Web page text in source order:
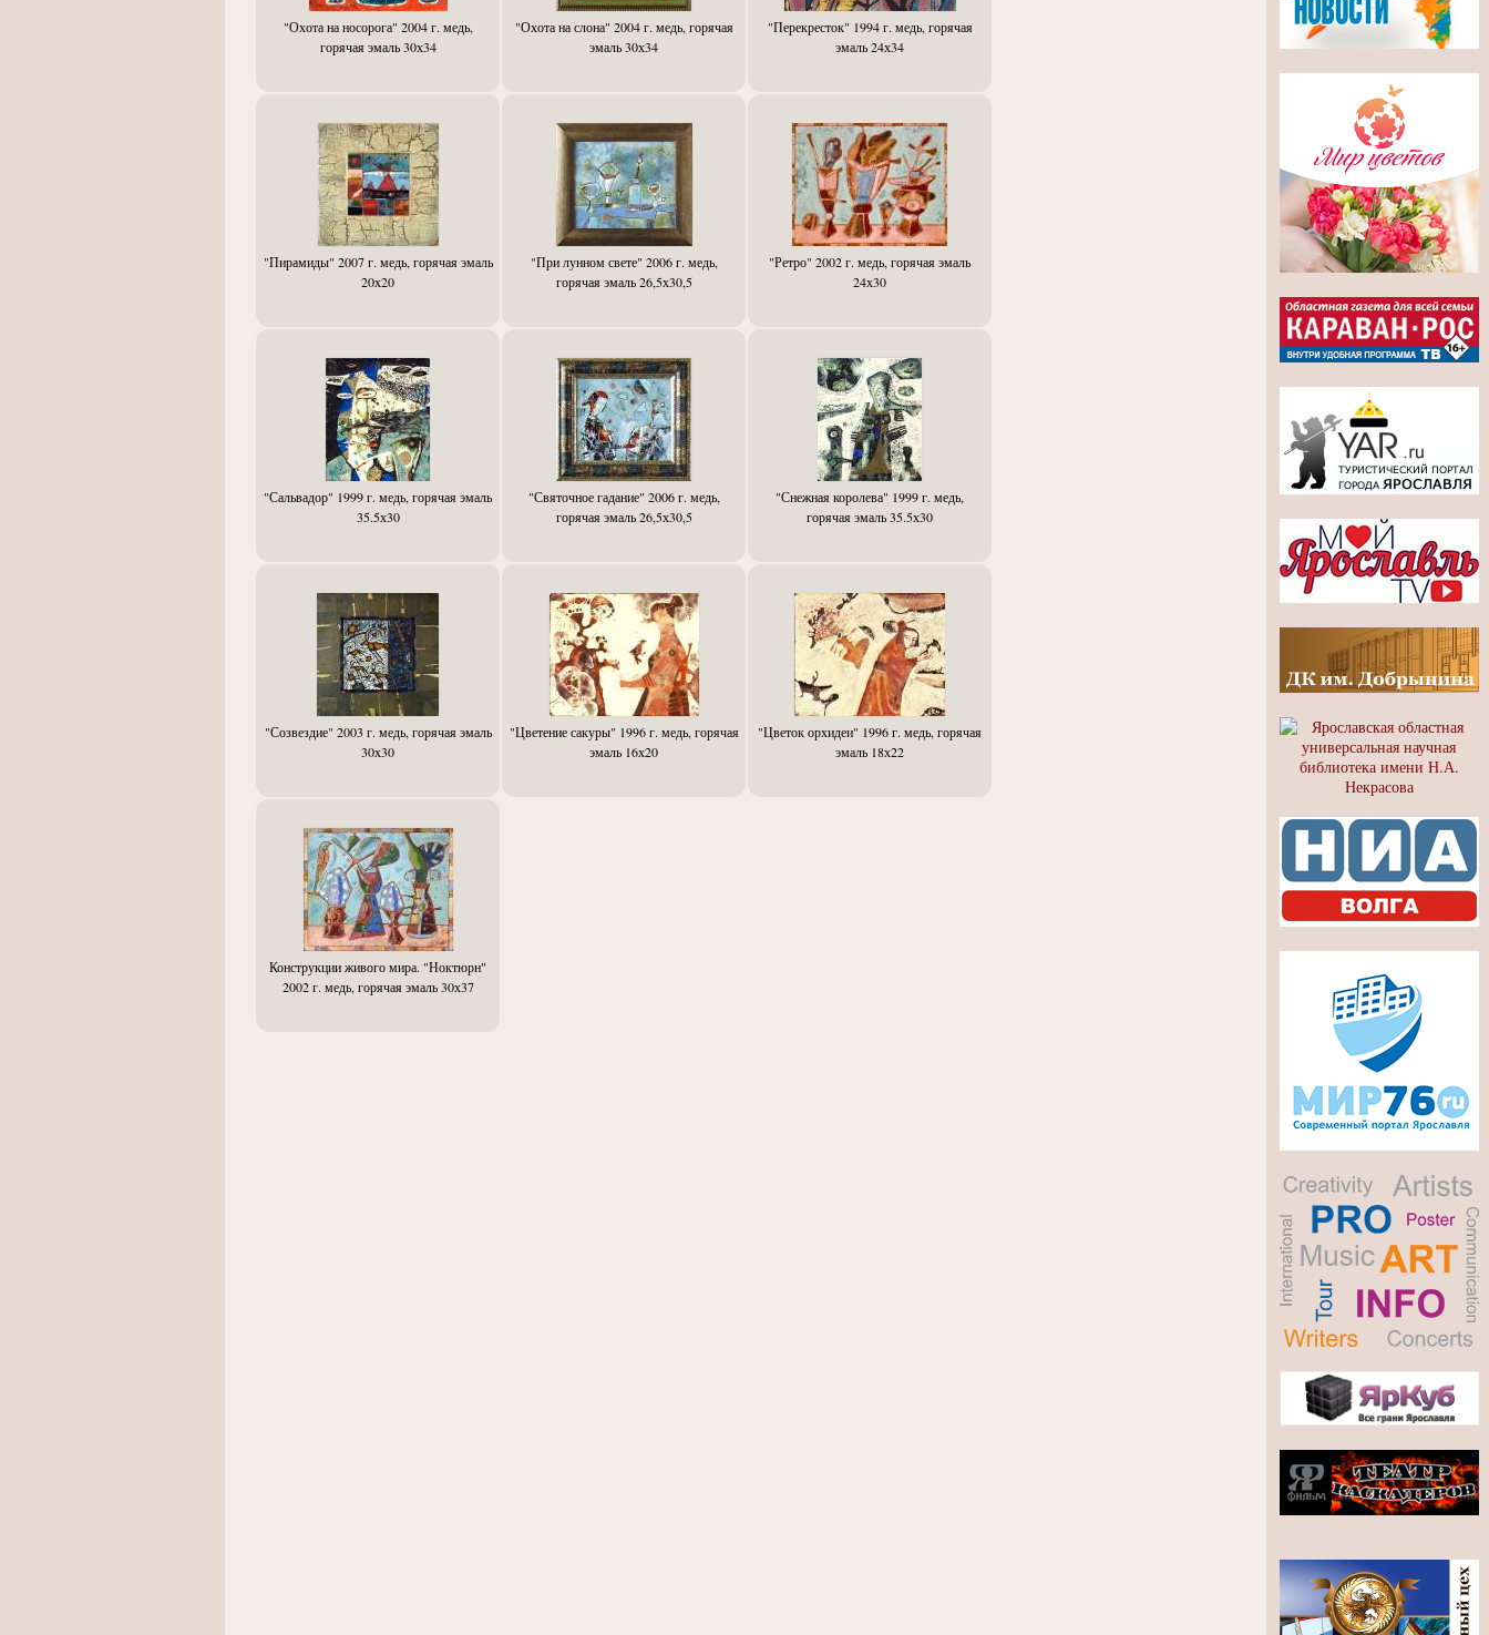
"Охота на носорога" 2004 г. медь,
горячая эмаль 30х34
"Охота на слона" 2004 г. медь, горячая
эмаль 30х34
"Перекресток" 1994 г. медь, горячая
эмаль 24х34
"Пирамиды" 2007 г. медь, горячая эмаль
20х20
"При лунном свете" 2006 г. медь,
горячая эмаль 26,5х30,5
"Ретро" 2002 г. медь, горячая эмаль
24х30
"Сальвадор" 1999 г. медь, горячая эмаль
35.5х30
"Святочное гадание" 2006 г. медь,
горячая эмаль 26,5х30,5
"Снежная королева" 1999 г. медь,
горячая эмаль 35.5х30
"Созвездие" 2003 г. медь, горячая эмаль
30х30
"Цветение сакуры" 1996 г. медь, горячая
эмаль 16х20
"Цветок орхидеи" 1996 г. медь, горячая
эмаль 18х22
Конструкции живого мира. "Ноктюрн"
2002 г. медь, горячая эмаль 30х37